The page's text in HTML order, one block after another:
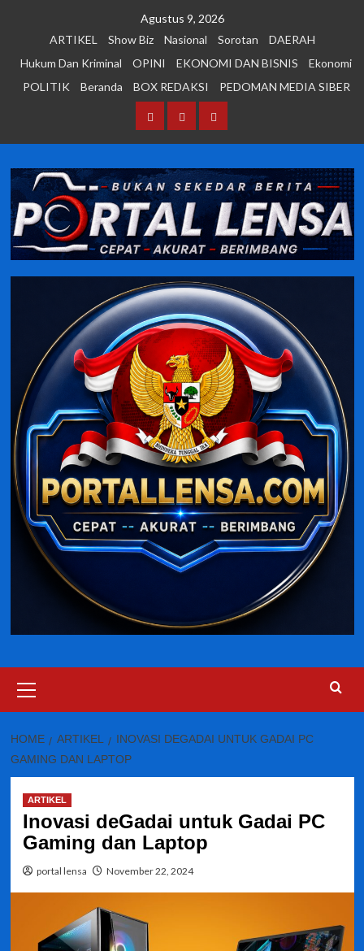
Agustus 9, 2026
ARTIKEL
Show Biz Nasional Sorotan
DAERAH
Hukum Dan Kriminal
OPINI EKONOMI DAN BISNIS
Ekonomi
POLITIK
Beranda BOX REDAKSI PEDOMAN MEDIA SIBER
BerandaBOX PEDOMAN
SIBER
Menu
HOME ARTIKEL
INOVASI DEGADAI UNTUK GADAI PC
GAMING DAN LAPTOP
ARTIKEL
Inovasi deGadai untuk Gadai PC
Gaming dan Laptop
portal lensa November 22, 2024